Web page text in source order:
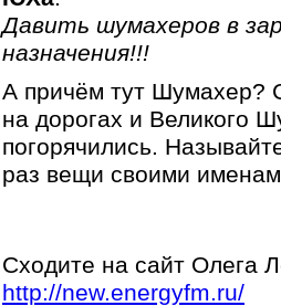
Давить шумахеров в
назначения!!!
А причём тут Шумахер?
на дорогах и Великого
погорячились.
раз вещи своими
Сходите на сайт Олега
http://new.energyfm.ru/